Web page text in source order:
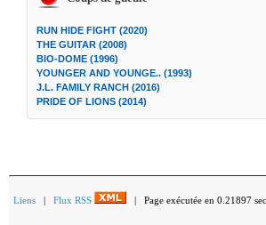
RUN HIDE FIGHT (2020)
THE GUITAR (2008)
BIO-DOME (1996)
YOUNGER AND YOUNGE.. (1993)
J.L. FAMILY RANCH (2016)
PRIDE OF LIONS (2014)
Liens | Flux RSS | Page exécutée en 0.21897